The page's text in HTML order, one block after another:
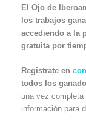
El Ojo de
los trabajos
accediendo a la
gratuita por
Registrate en
todos los
una vez
información para